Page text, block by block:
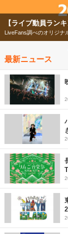
【ライブ動員ラン
LiveFans調べのオリジナ
最新ニュース